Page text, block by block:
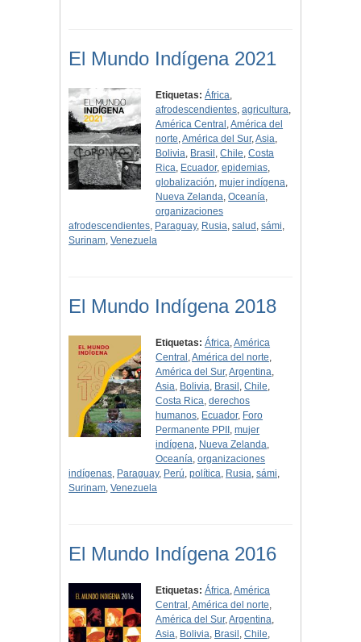
El Mundo Indígena 2021
Etiquetas: África,
afrodescendientes,agricultura,
América Central ,América del
norte,América del Sur,Asia,
Bolivia, Brasil ,Chile,Costa
Rica, Ecuador,epidemias,
globalización,mujer indígena,
Nueva Zelanda,Oceanía,
organizaciones
afrodescendientes, Paraguay, Rusia, salud , sámi,
Surinam, Venezuela
El Mundo Indígena 2018
Etiquetas: África,América
Central ,América del norte,
América del Sur,Argentina,
Asia, Bolivia, Brasil ,Chile,
Costa Rica,derechos
humanos, Ecuador, Foro
Permanente PPII ,mujer
indígena, Nueva Zelanda,
Oceanía,organizaciones
indígenas, Paraguay, Perú, política, Rusia, sámi,
Surinam, Venezuela
El Mundo Indígena 2016
Etiquetas: África,América
Central ,América del norte,
América del Sur,Argentina,
Asia, Bolivia, Brasil ,Chile,